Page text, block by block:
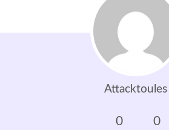
Attacktoules
0 0